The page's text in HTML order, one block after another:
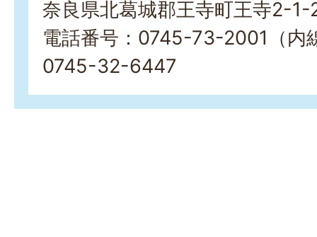
奈良県北葛城郡王寺町王寺2-
電話番号：0745-73-2001（内
0745-32-6447